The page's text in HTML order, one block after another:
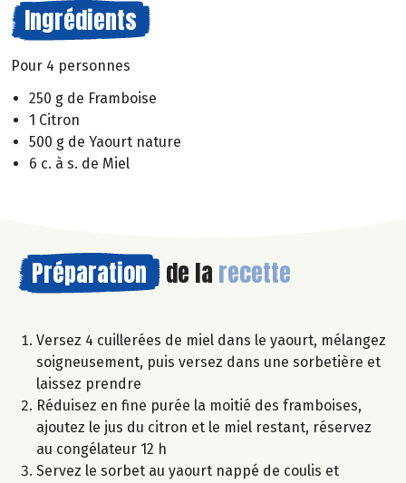
Ingrédients
Pour 4 personnes
250 g de Framboise
1 Citron
500 g de Yaourt nature
6 c. à s. de Miel
Préparation de la recette
Versez 4 cuillerées de miel dans le yaourt, mélangez
soigneusement, puis versez dans une sorbetière et
laissez prendre
Réduisez en fine purée la moitié des framboises,
ajoutez le jus du citron et le miel restant, réservez
au congélateur 12 h
Servez le sorbet au yaourt nappé de coulis et